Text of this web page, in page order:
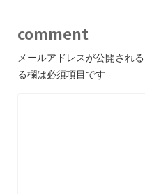
comment
メールアドレスが公開され
る欄は必須項目です